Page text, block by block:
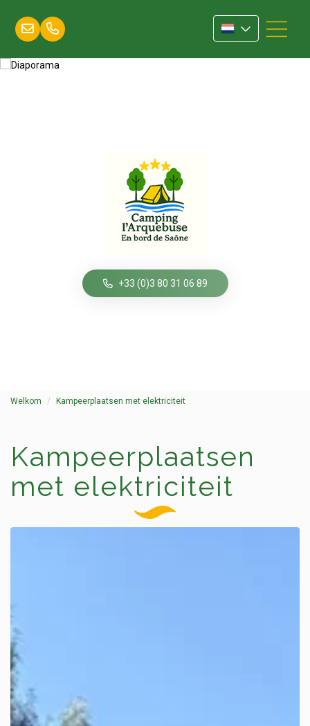
+33 (0)3 80 31 06 89
Welkom Kampeerplaatsen met elektriciteit
Kampeerplaatsen
met elektriciteit